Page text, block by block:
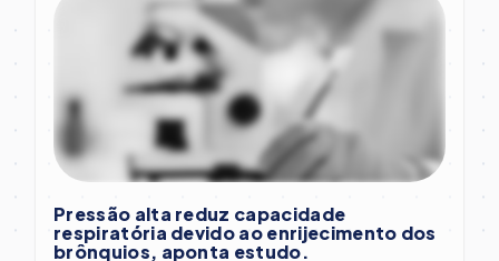
Pressão alta reduz capacidade
respiratória devido ao enrijecimento dos
brônquios, aponta estudo.